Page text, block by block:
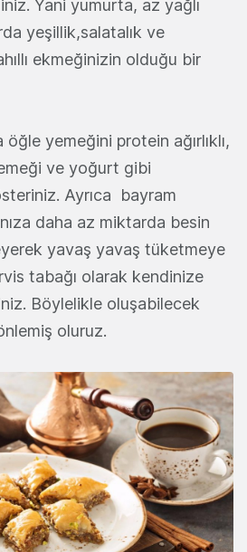
Yani yumurta, az yağlı
yeşillik,salatalık ve
ekmeğinizin olduğu bir
yemeğini protein ağırlıklı,
ve yoğurt gibi
Ayrıca bayram
daha az miktarda besin
yavaş yavaş tüketmeye
tabağı olarak kendinize
Böylelikle oluşabilecek
oluruz.